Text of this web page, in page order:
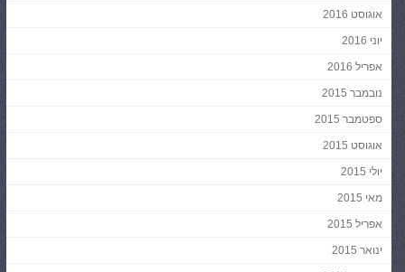
אוגוסט 2016
יוני 2016
אפריל 2016
נובמבר 2015
ספטמבר 2015
אוגוסט 2015
יולי 2015
מאי 2015
אפריל 2015
ינואר 2015